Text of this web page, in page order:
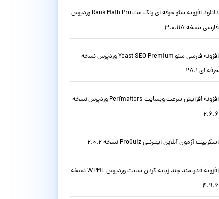
دانلود افزونه سئو حرفه ای رنک مث Rank Math Pro وردپرس
فارسی نسخه 3.0.118
افزونه فارسی سئو Yoast SEO Premium وردپرس نسخه
حرفه ای 28.1
افزونه افزایش سرعت وبسایت Perfmatters وردپرس نسخه
2.6.6
اسکریپت آزمون آنلاین اینترنتی ProQuiz نسخه 2.0.2
افزونه قدرتمند چند زبانه کردن سایت وردپرس WPML نسخه
4.9.6